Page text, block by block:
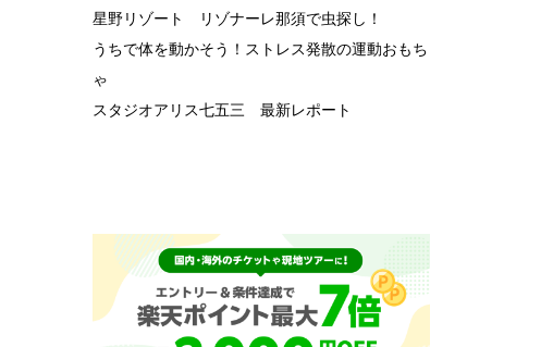
星野リゾート リゾナーレ那須で虫探し！
うちで体を動かそう！ストレス発散の運動おもち
ゃ
スタジオアリス七五三 最新レポート